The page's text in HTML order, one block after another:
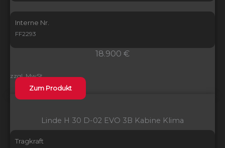
Interne Nr.
FF2293
18.900 €
zzgl. MwSt.
Zum Produkt
Linde H 30 D-02 EVO 3B Kabine Klima
Tragkraft